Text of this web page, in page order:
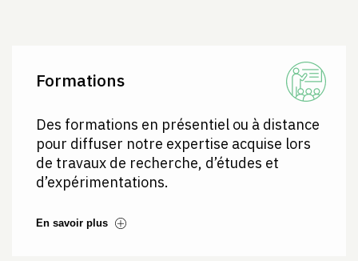
Formations
Des formations en présentiel ou à distance
pour diffuser notre expertise acquise lors
de travaux de recherche, d’études et
d’expérimentations.
En savoir plus